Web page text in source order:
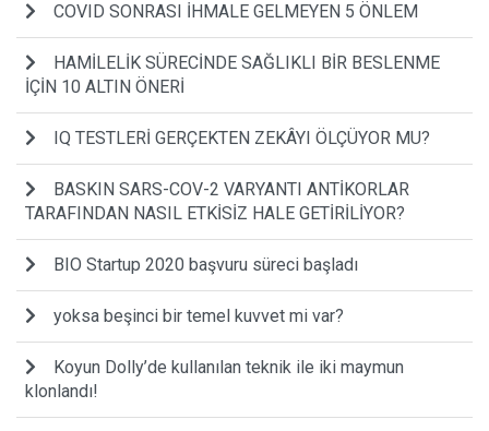
COVID SONRASI İHMALE GELMEYEN 5 ÖNLEM
HAMİLELİK SÜRECİNDE SAĞLIKLI BİR BESLENME
İÇİN 10 ALTIN ÖNERİ
IQ TESTLERİ GERÇEKTEN ZEKÂYI ÖLÇÜYOR MU?
BASKIN SARS-COV-2 VARYANTI ANTİKORLAR
TARAFINDAN NASIL ETKİSİZ HALE GETİRİLİYOR?
BIO Startup 2020 başvuru süreci başladı
yoksa beşinci bir temel kuvvet mi var?
Koyun Dolly’de kullanılan teknik ile iki maymun
klonlandı!